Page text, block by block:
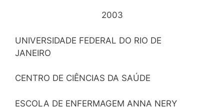
2003
UNIVERSIDADE FEDERAL DO RIO DE
JANEIRO
CENTRO DE CIÊNCIAS DA SAÚDE
ESCOLA DE ENFERMAGEM ANNA NERY